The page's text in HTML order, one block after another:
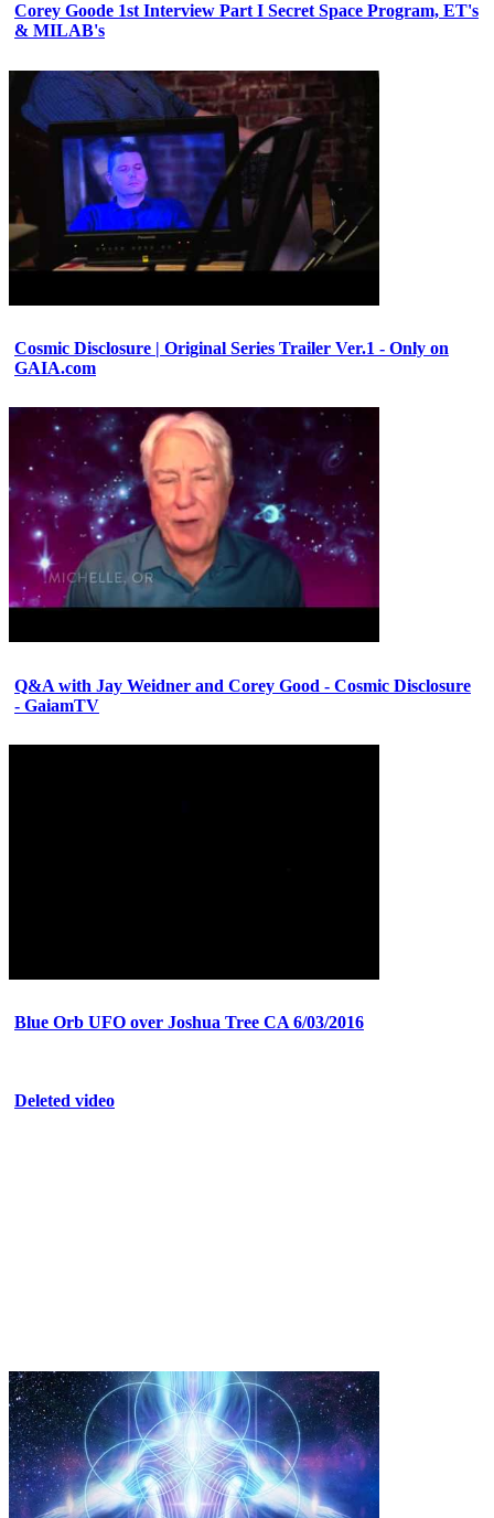
Corey Goode 1st Interview Part I Secret Space Program, ET's
& MILAB's
Cosmic Disclosure | Original Series Trailer Ver.1 - Only on
GAIA.com
Q&A with Jay Weidner and Corey Good - Cosmic Disclosure
- GaiamTV
Blue Orb UFO over Joshua Tree CA 6/03/2016
Deleted video